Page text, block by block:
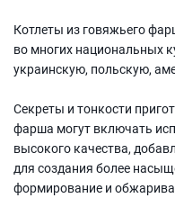
Котлеты из говяжьего
во многих национальных
украинскую, польскую,
Секреты и тонкости
фарша могут включать
высокого качества,
для создания более
формирование и